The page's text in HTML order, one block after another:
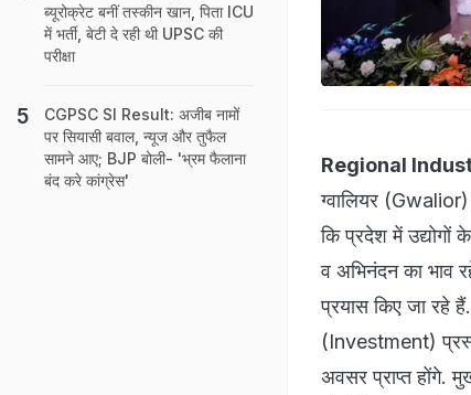
Regional
ग्वालियर
कि प्रदेश में उद्योगों
व अभिनंदन का भाव
प्रयास किए जा रहे
(Investment)
अवसर प्राप्त होंगे.
ब्यूरोक्रेट बनीं तस्कीन खान, पिता ICU
में भर्ती, बेटी दे रही थी UPSC की
परीक्षा
CGPSC SI Result: अजीब नामों
पर सियासी बवाल, न्यूज और तुफैल
सामने आए; BJP बोली- 'भ्रम फैलाना
बंद करे कांग्रेस'